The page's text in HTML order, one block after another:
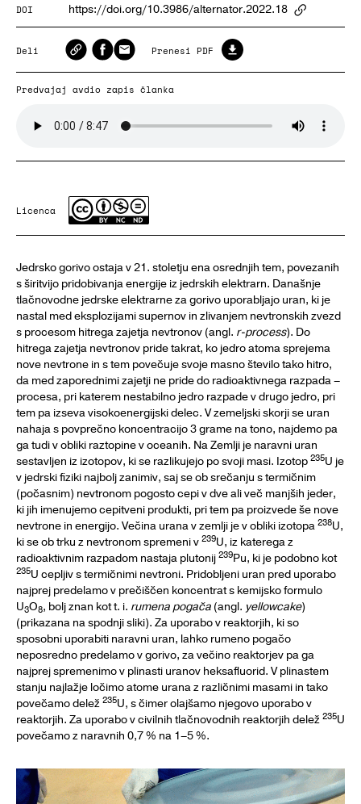
DOI https://doi.org/10.3986/alternator.2022.18
Deli Prenesi PDF
Predvajaj avdio zapis članka
Licenca
Jedrsko gorivo ostaja v 21. stoletju ena osrednjih tem, povezanih
s širitvijo pridobivanja energije iz jedrskih elektrarn. Današnje
tlačnovodne jedrske elektrarne za gorivo uporabljajo uran, ki je
nastal med eksplozijami supernov in zlivanjem nevtronskih zvezd
s procesom hitrega zajetja nevtronov (angl. r-process). Do
hitrega zajetja nevtronov pride takrat, ko jedro atoma sprejema
nove nevtrone in s tem povečuje svoje masno število tako hitro,
da med zaporednimi zajetji ne pride do radioaktivnega razpada –
procesa, pri katerem nestabilno jedro razpade v drugo jedro, pri
tem pa izseva visokoenergijski delec. V zemeljski skorji se uran
nahaja s povprečno koncentracijo 3 grame na tono, najdemo pa
ga tudi v obliki raztopine v oceanih. Na Zemlji je naravni uran
sestavljen iz izotopov, ki se razlikujejo po svoji masi. Izotop 235U je
v jedrski fiziki najbolj zanimiv, saj se ob srečanju s termičnim
(počasnim) nevtronom pogosto cepi v dve ali več manjših jeder,
ki jih imenujemo cepitveni produkti, pri tem pa proizvede še nove
nevtrone in energijo. Večina urana v zemlji je v obliki izotopa 238U,
ki se ob trku z nevtronom spremeni v 239U, iz katerega z
radioaktivnim razpadom nastaja plutonij 239Pu, ki je podobno kot
235U cepljiv s termičnimi nevtroni. Pridobljeni uran pred uporabo
najprej predelamo v prečiščen koncentrat s kemijsko formulo
U3O8, bolj znan kot t. i. rumena pogača (angl. yellowcake)
(prikazana na spodnji sliki). Za uporabo v reaktorjih, ki so
sposobni uporabiti naravni uran, lahko rumeno pogačo
neposredno predelamo v gorivo, za večino reaktorjev pa ga
najprej spremenimo v plinasti uranov heksafluorid. V plinastem
stanju najlažje ločimo atome urana z različnimi masami in tako
povečamo delež 235U, s čimer olajšamo njegovo uporabo v
reaktorjih. Za uporabo v civilnih tlačnovodnih reaktorjih delež 235U
povečamo z naravnih 0,7 % na 1–5 %.